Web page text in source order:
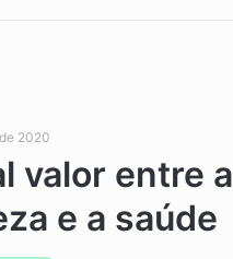
2020
valor entre a
e a saúde